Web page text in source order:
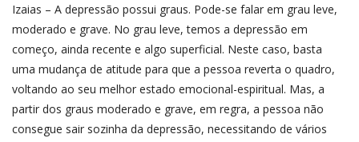
Izaias – A depressão possui graus. Pode-se falar em grau leve,
moderado e grave. No grau leve, temos a depressão em
começo, ainda recente e algo superficial. Neste caso, basta
uma mudança de atitude para que a pessoa reverta o quadro,
voltando ao seu melhor estado emocional-espiritual. Mas, a
partir dos graus moderado e grave, em regra, a pessoa não
consegue sair sozinha da depressão, necessitando de vários